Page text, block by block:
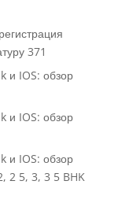
371
и IOS: обзор
и IOS: обзор
и IOS: обзор
2 5, 3, 3 5 BHK